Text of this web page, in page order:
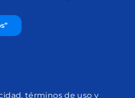
términos de uso y